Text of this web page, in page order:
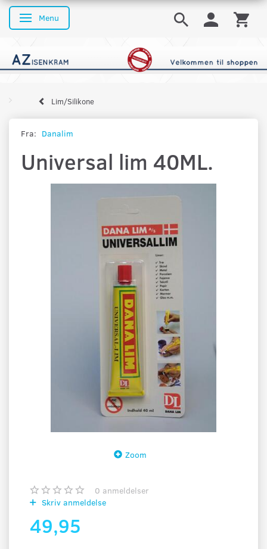
Skifte navigation
Menu
Lim/Silikone
Fra: Danalim
Universal lim 40ML.
Zoom
0 anmeldelser
Skriv anmeldelse
49,95